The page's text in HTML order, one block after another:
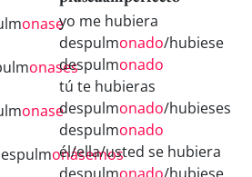
onase
onases
onase
onásemos
yo me hubiera
despulmonado/hubiese
despulmonado
tú te hubieras
despulmonado/hubieses
despulmonado
él/ella/usted se hubiera
despulmonado/hubiese